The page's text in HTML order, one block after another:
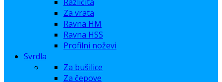
Za vrata
Ravna HM
Ravna HSS
Profilni noževi
Svrdla
Za bušilice
Za čepove